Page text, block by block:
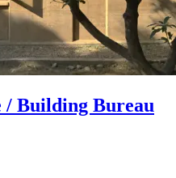
/ Building Bureau